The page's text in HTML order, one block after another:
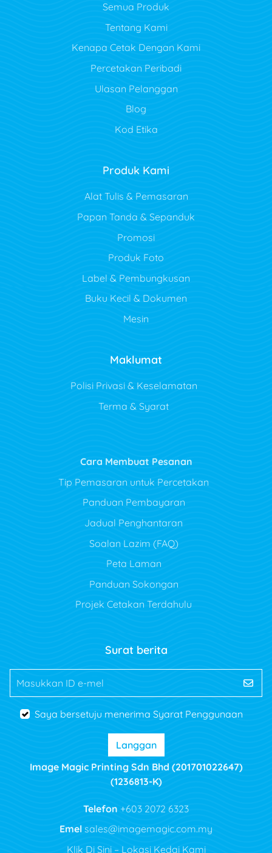
Semua Produk
Tentang Kami
Kenapa Cetak Dengan Kami
Percetakan Peribadi
Ulasan Pelanggan
Blog
Kod Etika
Produk Kami
Alat Tulis & Pemasaran
Papan Tanda & Sepanduk
Promosi
Produk Foto
Label & Pembungkusan
Buku Kecil & Dokumen
Mesin
Maklumat
Polisi Privasi & Keselamatan
Terma & Syarat
Cara Membuat Pesanan
Tip Pemasaran untuk Percetakan
Panduan Pembayaran
Jadual Penghantaran
Soalan Lazim (FAQ)
Peta Laman
Panduan Sokongan
Projek Cetakan Terdahulu
Surat berita
Masukkan ID e-mel
Saya bersetuju menerima Syarat Penggunaan
Langgan
Image Magic Printing Sdn Bhd (201701022647)
(1236813-K)
Telefon +603 2072 6323
Emel sales@imagemagic.com.my
Klik Di Sini – Lokasi Kedai Kami